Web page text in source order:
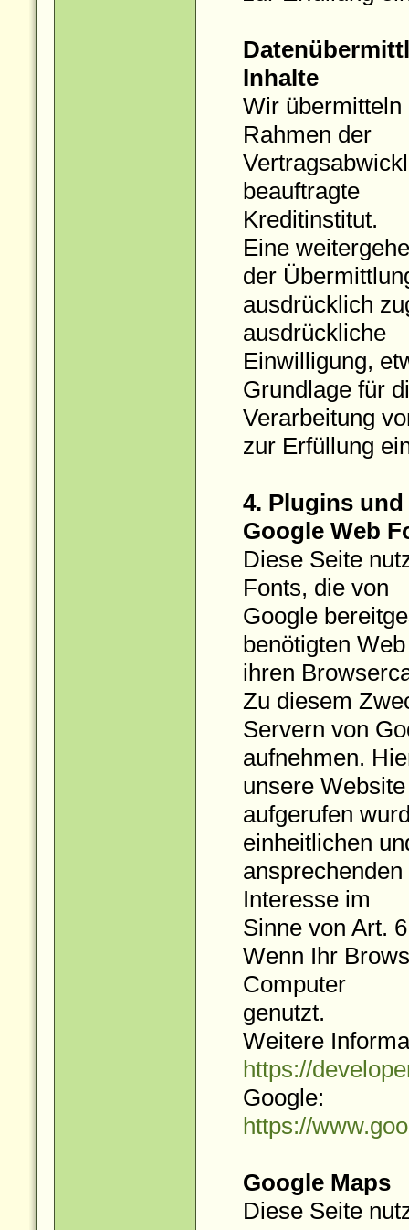
Inhalte
Wir übermitteln
Rahmen der
beauftragte
Kreditinstitut.
Eine
der
ausdrücklich
ausdrückliche
Einwilligung,
Grundlage für
Verarbeitung
zur Erfüllung
4. Plugins und
Google Web
Diese Seite
Fonts, die von
Google
benötigten
ihren
Zu diesem
Servern von
aufnehmen.
unsere Website
aufgerufen
einheitlichen
Interesse im
Sinne von Art.
Wenn Ihr
Computer
genutzt.
Weitere
https://
Google:
https://
Google Maps
Diese Seite